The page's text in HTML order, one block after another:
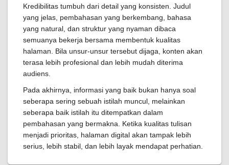
Kredibilitas tumbuh dari detail yang konsisten. Judul
yang jelas, pembahasan yang berkembang, bahasa
yang natural, dan struktur yang nyaman dibaca
semuanya bekerja bersama membentuk kualitas
halaman. Bila unsur-unsur tersebut dijaga, konten akan
terasa lebih profesional dan lebih mudah diterima
audiens.
Pada akhirnya, informasi yang baik bukan hanya soal
seberapa sering sebuah istilah muncul, melainkan
seberapa baik istilah itu ditempatkan dalam
pembahasan yang bermakna. Ketika kualitas tulisan
menjadi prioritas, halaman digital akan tampak lebih
serius, lebih stabil, dan lebih layak mendapat perhatian.